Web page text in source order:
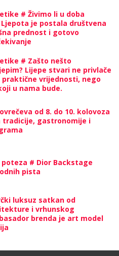
# Živimo li u doba
je postala društvena
prednost i gotovo
# Zašto nešto
Lijepe stvari ne privlače
praktične vrijednosti, nego
u nama bude.
od 8. do 10. kolovoza
tradicije, gastronomije i
# Dior Backstage
pista
luksuz satkan od
i vrhunskog
brenda je art model